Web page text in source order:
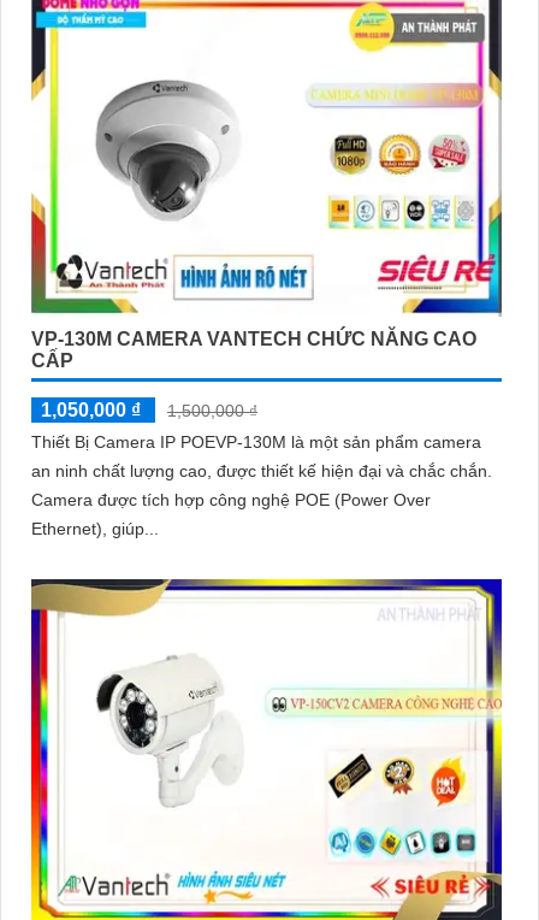
VP-130M CAMERA VANTECH CHỨC NĂNG CAO
CẤP
1,050,000 ₫
1,500,000 ₫
Thiết Bị Camera IP POEVP-130M là một sản phẩm camera
an ninh chất lượng cao, được thiết kế hiện đại và chắc chắn.
Camera được tích hợp công nghệ POE (Power Over
Ethernet), giúp...